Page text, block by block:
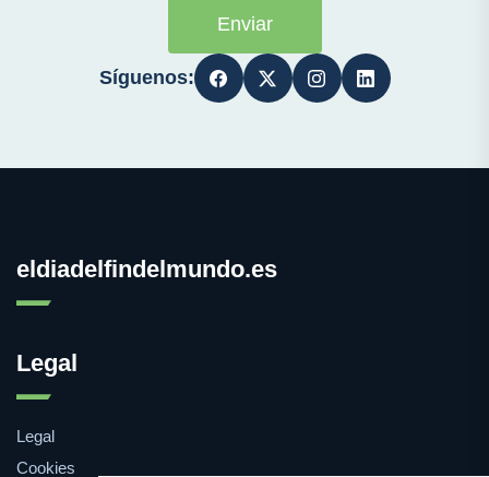
Enviar
Síguenos:
eldiadelfindelmundo.es
Legal
Legal
Cookies